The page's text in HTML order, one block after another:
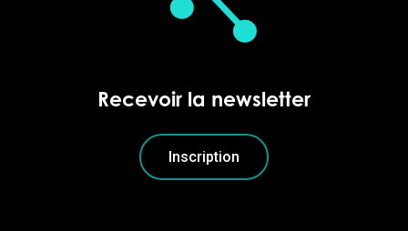
Recevoir la newsletter
Inscription